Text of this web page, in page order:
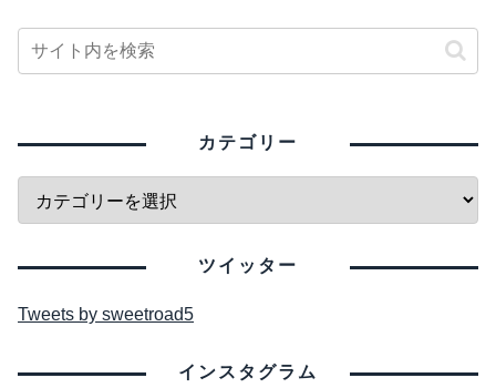
カテゴリー
ツイッター
Tweets by sweetroad5
インスタグラム